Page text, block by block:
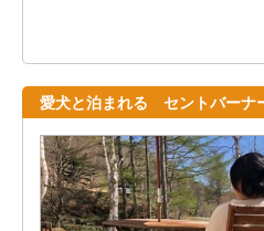
愛犬と泊まれる セントバーナ